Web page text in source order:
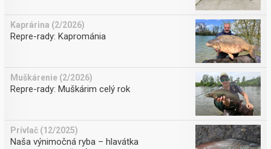
Kaprárina (2/2026)
Repre-rady: Kaprománia
Muškárenie (2/2026)
Repre-rady: Muškárim celý rok
Prívlač (12/2025)
Naša výnimočná ryba – hlavátka